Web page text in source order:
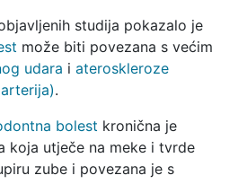
studija pokazalo je
može biti povezana s većim
udara i ateroskleroze
arterija).
bolest kronična je
koja utječe na meke i tvrde
zube i povezana je s